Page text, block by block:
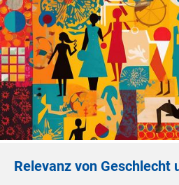
Relevanz von Geschlecht